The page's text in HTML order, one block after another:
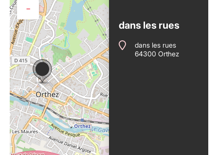
−
dans les rues
dans les rues
64300 Orthez